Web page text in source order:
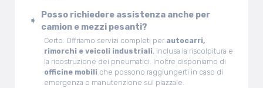
Posso richiedere assistenza anche per
camion e mezzi pesanti?
Certo. Offriamo servizi completi per autocarri,
rimorchi e veicoli industriali, inclusa la riscolpitura e
la ricostruzione dei pneumatici. Inoltre disponiamo di
officine mobili che possono raggiungerti in caso di
emergenza o manutenzione sul piazzale.